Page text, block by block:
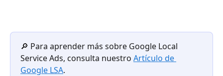
🔎 Para aprender más sobre Google Local
Service Ads, consulta nuestro Artículo de
Google LSA.